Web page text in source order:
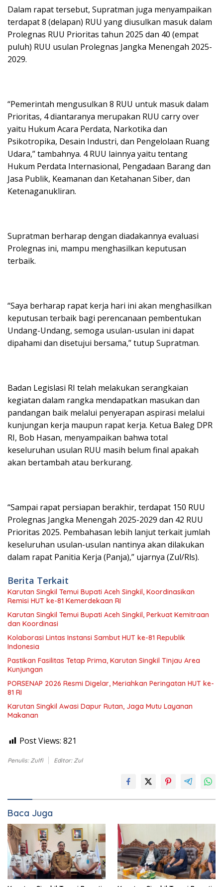
Dalam rapat tersebut, Supratman juga menyampaikan
terdapat 8 (delapan) RUU yang diusulkan masuk dalam
Prolegnas RUU Prioritas tahun 2025 dan 40 (empat
puluh) RUU usulan Prolegnas Jangka Menengah 2025-
2029.
“Pemerintah mengusulkan 8 RUU untuk masuk dalam
Prioritas, 4 diantaranya merupakan RUU carry over
yaitu Hukum Acara Perdata, Narkotika dan
Psikotropika, Desain Industri, dan Pengelolaan Ruang
Udara,” tambahnya. 4 RUU lainnya yaitu tentang
Hukum Perdata Internasional, Pengadaan Barang dan
Jasa Publik, Keamanan dan Ketahanan Siber, dan
Ketenaganukliran.
Supratman berharap dengan diadakannya evaluasi
Prolegnas ini, mampu menghasilkan keputusan
terbaik.
“Saya berharap rapat kerja hari ini akan menghasilkan
keputusan terbaik bagi perencanaan pembentukan
Undang-Undang, semoga usulan-usulan ini dapat
dipahami dan disetujui bersama,” tutup Supratman.
Badan Legislasi RI telah melakukan serangkaian
kegiatan dalam rangka mendapatkan masukan dan
pandangan baik melalui penyerapan aspirasi melalui
kunjungan kerja maupun rapat kerja. Ketua Baleg DPR
RI, Bob Hasan, menyampaikan bahwa total
keseluruhan usulan RUU masih belum final apakah
akan bertambah atau berkurang.
“Sampai rapat persiapan berakhir, terdapat 150 RUU
Prolegnas Jangka Menengah 2025-2029 dan 42 RUU
Prioritas 2025. Pembahasan lebih lanjut terkait jumlah
keseluruhan usulan-usulan nantinya akan dilakukan
dalam rapat Panitia Kerja (Panja),” ujarnya (Zul/Rls).
Berita Terkait
Karutan Singkil Temui Bupati Aceh Singkil, Koordinasikan
Remisi HUT ke-81 Kemerdekaan RI
Karutan Singkil Temui Bupati Aceh Singkil, Perkuat Kemitraan
dan Koordinasi
Kolaborasi Lintas Instansi Sambut HUT ke-81 Republik
Indonesia
Pastikan Fasilitas Tetap Prima, Karutan Singkil Tinjau Area
Kunjungan
PORSENAP 2026 Resmi Digelar, Meriahkan Peringatan HUT ke-
81 RI
Karutan Singkil Awasi Dapur Rutan, Jaga Mutu Layanan
Makanan
Post Views: 821
Penulis: Zulfi Editor: Zul
Baca Juga